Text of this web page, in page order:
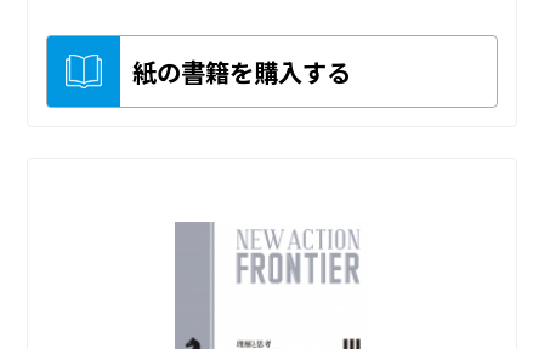
紙の書籍を購入する